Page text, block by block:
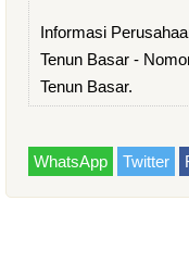
Informasi
Tenun Basar -
Tenun Basar.
WhatsApp Twitter